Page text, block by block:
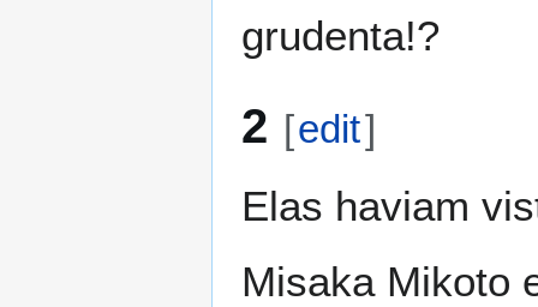
grudenta!?
2 [edit]
Elas haviam
Misaka Mikoto